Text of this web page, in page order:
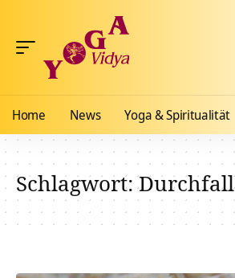
Home News Yoga & Spiritualität
Schlagwort:Durchfall